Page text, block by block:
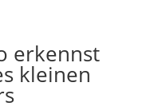
erkennst
kleinen